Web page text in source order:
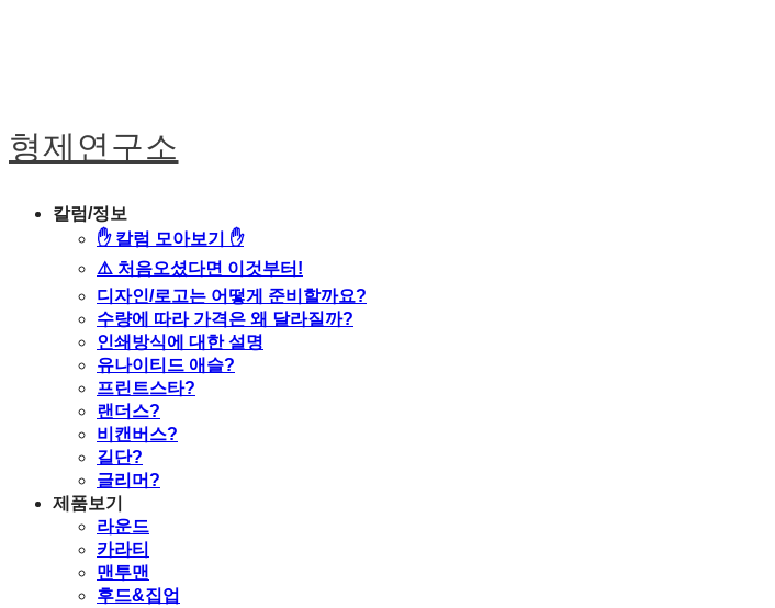
형제연구소
칼럼/정보
✋ 칼럼 모아보기 ✋
⚠️ 처음오셨다면 이것부터!
디자인/로고는 어떻게 준비할까요?
수량에 따라 가격은 왜 달라질까?
인쇄방식에 대한 설명
유나이티드 애슬?
프린트스타?
랜더스?
비캔버스?
길단?
글리머?
제품보기
라운드
카라티
맨투맨
후드&집업